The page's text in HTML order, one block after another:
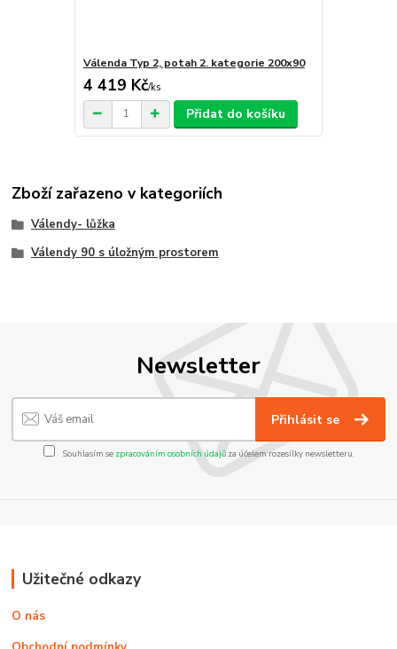
Válenda Typ 2, potah 2. kategorie 200x90
4 419 Kč/ks
Přidat do košíku
Zboží zařazeno v kategoriích
Válendy- lůžka
Válendy 90 s úložným prostorem
Newsletter
Přihlásit se
Souhlasím se zpracováním osobních údajůza účelem rozesílky newsletteru.
Užitečné odkazy
O nás